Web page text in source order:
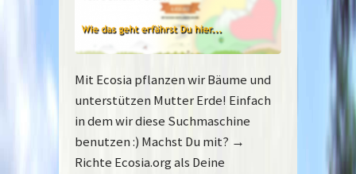
Mit Ecosia pflanzen wir Bäume und
unterstützen Mutter Erde! Einfach
in dem wir diese Suchmaschine
benutzen :) Machst Du mit? →
Richte Ecosia.org als Deine